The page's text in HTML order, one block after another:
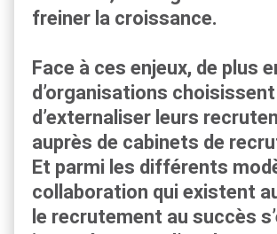
freiner la croissance.
Face à ces enjeux, de plus
d’organisations choisissent
d’externaliser leurs
auprès de cabinets de
Et parmi les différents
collaboration qui existent
le recrutement au succès